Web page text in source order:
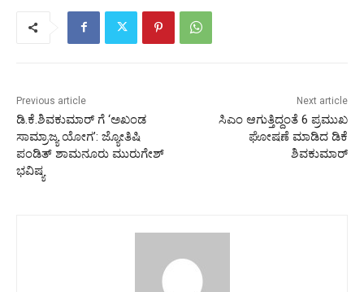
Previous article
ಡಿ.ಕೆ.ಶಿವಕುಮಾರ್ ಗೆ ‘ಅಖಂಡ
ಸಾಮ್ರಾಜ್ಯ ಯೋಗ’: ಜ್ಯೋತಿಷಿ
ಪಂಡಿತ್ ಶಾಮನೂರು ಮುರುಗೇಶ್
ಭವಿಷ್ಯ
Next article
ಸಿಎಂ ಆಗುತ್ತಿದ್ದಂತೆ 6 ಪ್ರಮುಖ
ಘೋಷಣೆ ಮಾಡಿದ ಡಿಕೆ
ಶಿವಕುಮಾರ್